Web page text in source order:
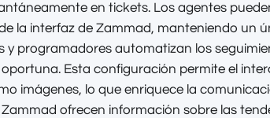
en tickets. Los agentes
la interfaz de Zammad, manteniendo un
y programadores automatizan los
Esta configuración permite el
imágenes, lo que enriquece la
ofrecen información sobre las